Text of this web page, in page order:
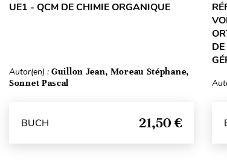
UE1 - QCM DE CHIMIE ORGANIQUE
Autor(en) : Guillon Jean, Moreau Stéphane,
Sonnet Pascal
BUCH 21,50 €